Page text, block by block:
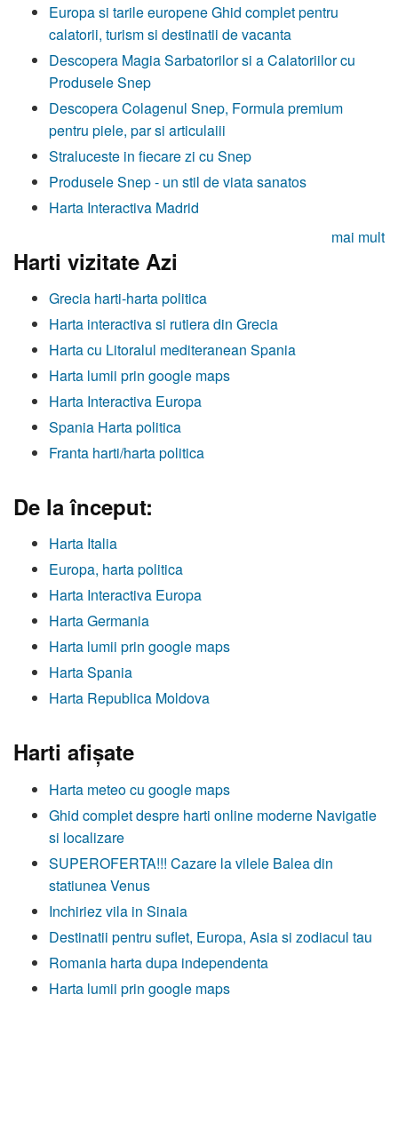
Europa si tarile europene Ghid complet pentru
calatorii, turism si destinatii de vacanta
Descopera Magia Sarbatorilor si a Calatoriilor cu
Produsele Snep
Descopera Colagenul Snep, Formula premium
pentru piele, par si articulaiii
Straluceste in fiecare zi cu Snep
Produsele Snep - un stil de viata sanatos
Harta Interactiva Madrid
mai mult
Harti vizitate Azi
Grecia harti-harta politica
Harta interactiva si rutiera din Grecia
Harta cu Litoralul mediteranean Spania
Harta lumii prin google maps
Harta Interactiva Europa
Spania Harta politica
Franta harti/harta politica
De la început:
Harta Italia
Europa, harta politica
Harta Interactiva Europa
Harta Germania
Harta lumii prin google maps
Harta Spania
Harta Republica Moldova
Harti afişate
Harta meteo cu google maps
Ghid complet despre harti online moderne Navigatie
si localizare
SUPEROFERTA!!! Cazare la vilele Balea din
statiunea Venus
Inchiriez vila in Sinaia
Destinatii pentru suflet, Europa, Asia si zodiacul tau
Romania harta dupa independenta
Harta lumii prin google maps